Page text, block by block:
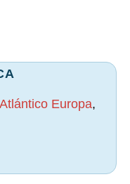
Atlántico Europa,